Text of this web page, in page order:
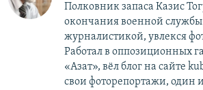
Полковник запаса Казис
окончания военной службы
журналистикой, увлекся
Работал в оппозиционных
«Азат», вёл блог на сайте
свои фоторепортажи, один